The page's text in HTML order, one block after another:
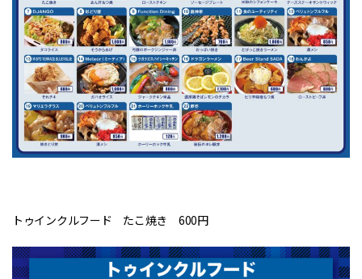
トゥインクルフード たこ焼き 600円